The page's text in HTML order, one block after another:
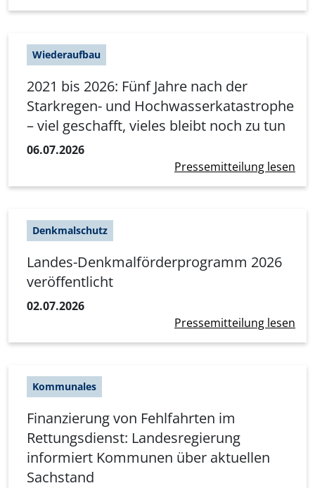
Wiederaufbau
2021 bis 2026: Fünf Jahre nach der
Starkregen- und Hochwasserkatastrophe
– viel geschafft, vieles bleibt noch zu tun
06.07.2026
Pressemitteilung lesen
Denkmalschutz
Landes-Denkmalförderprogramm 2026
veröffentlicht
02.07.2026
Pressemitteilung lesen
Kommunales
Finanzierung von Fehlfahrten im
Rettungsdienst: Landesregierung
informiert Kommunen über aktuellen
Sachstand